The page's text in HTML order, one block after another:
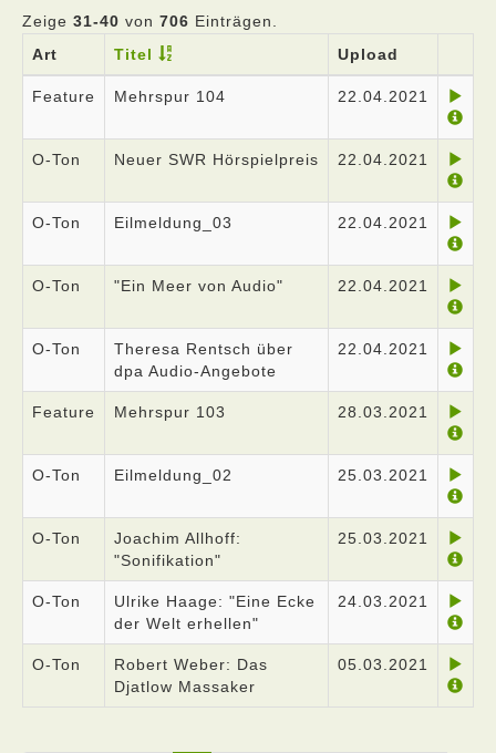
Zeige 31-40 von 706 Einträgen.
Art
Titel Upload
Feature Mehrspur 104 22.04.2021
O-Ton Neuer SWR Hörspielpreis 22.04.2021
O-Ton Eilmeldung_03 22.04.2021
O-Ton "Ein Meer von Audio" 22.04.2021
O-Ton
Theresa Rentsch über
dpa Audio-Angebote
22.04.2021
Feature Mehrspur 103 28.03.2021
O-Ton Eilmeldung_02 25.03.2021
O-Ton
Joachim Allhoff:
"Sonifikation"
25.03.2021
O-Ton
Ulrike Haage: "Eine Ecke
der Welt erhellen"
24.03.2021
O-Ton
Robert Weber: Das
Djatlow Massaker
05.03.2021